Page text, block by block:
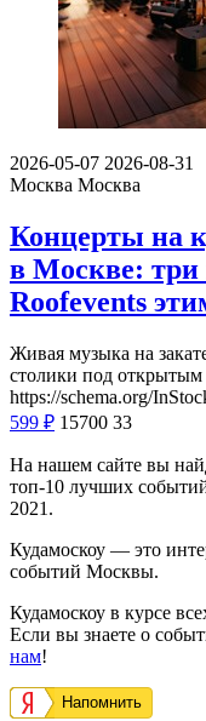
2026-05-07 2026-08-31
Москва Москва
Концерты на
в Москве:
Roofevents
Живая музыка на
столики под открытым
https://schema.org/
599 ₽ 15700 33
На нашем сайте вы
топ-10 лучших
2021.
Кудамоскоу — это
событий Москвы.
Кудамоскоу в курсе
Если вы знаете о
нам!
Напомнить